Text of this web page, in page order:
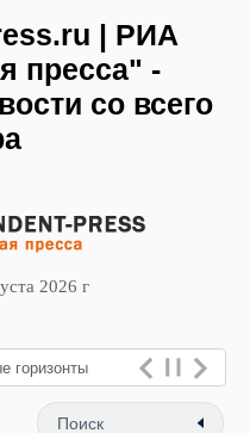
| РИА
пресса" -
со всего
2026 г
горизонты
в Москве